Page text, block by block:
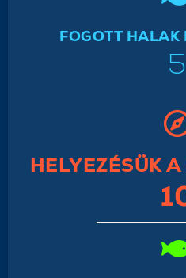
FOGOTT
5
HELYEZÉSÜK